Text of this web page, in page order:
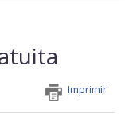
Imprimir